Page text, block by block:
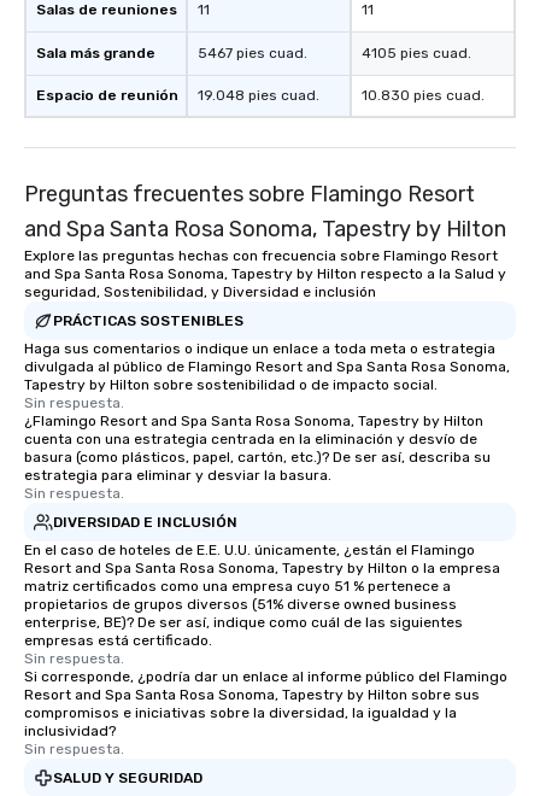
Salas de reuniones
Sala más grande
Espacio de reunión
11
5467 pies cuad.
19.048 pies cuad.
11
4105 pies cuad.
10.830 pies cuad.
Preguntas frecuentes sobre Flamingo Resort
and Spa Santa Rosa Sonoma, Tapestry by Hilton
Explore las preguntas hechas con frecuencia sobre Flamingo Resort
and Spa Santa Rosa Sonoma, Tapestry by Hilton respecto a la Salud y
seguridad, Sostenibilidad, y Diversidad e inclusión
PRÁCTICAS SOSTENIBLES
Haga sus comentarios o indique un enlace a toda meta o estrategia
divulgada al público de Flamingo Resort and Spa Santa Rosa Sonoma,
Tapestry by Hilton sobre sostenibilidad o de impacto social.
Sin respuesta.
¿Flamingo Resort and Spa Santa Rosa Sonoma, Tapestry by Hilton
cuenta con una estrategia centrada en la eliminación y desvío de
basura (como plásticos, papel, cartón, etc.)? De ser así, describa su
estrategia para eliminar y desviar la basura.
Sin respuesta.
DIVERSIDAD E INCLUSIÓN
En el caso de hoteles de E.E. U.U. únicamente, ¿están el Flamingo
Resort and Spa Santa Rosa Sonoma, Tapestry by Hilton o la empresa
matriz certificados como una empresa cuyo 51 % pertenece a
propietarios de grupos diversos (51% diverse owned business
enterprise, BE)? De ser así, indique como cuál de las siguientes
empresas está certificado.
Sin respuesta.
Si corresponde, ¿podría dar un enlace al informe público del Flamingo
Resort and Spa Santa Rosa Sonoma, Tapestry by Hilton sobre sus
compromisos e iniciativas sobre la diversidad, la igualdad y la
inclusividad?
Sin respuesta.
SALUD Y SEGURIDAD